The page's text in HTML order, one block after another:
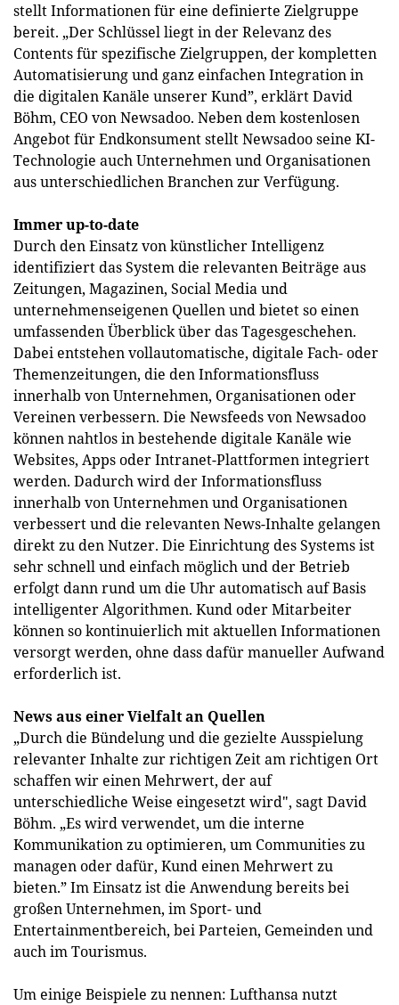
stellt Informationen für eine definierte Zielgruppe
bereit. „Der Schlüssel liegt in der Relevanz des
Contents für spezifische Zielgruppen, der kompletten
Automatisierung und ganz einfachen Integration in
die digitalen Kanäle unserer Kund”, erklärt David
Böhm, CEO von Newsadoo. Neben dem kostenlosen
Angebot für Endkonsument stellt Newsadoo seine KI-
Technologie auch Unternehmen und Organisationen
aus unterschiedlichen Branchen zur Verfügung.
Immer up-to-date
Durch den Einsatz von künstlicher Intelligenz
identifiziert das System die relevanten Beiträge aus
Zeitungen, Magazinen, Social Media und
unternehmenseigenen Quellen und bietet so einen
umfassenden Überblick über das Tagesgeschehen.
Dabei entstehen vollautomatische, digitale Fach- oder
Themenzeitungen, die den Informationsfluss
innerhalb von Unternehmen, Organisationen oder
Vereinen verbessern. Die Newsfeeds von Newsadoo
können nahtlos in bestehende digitale Kanäle wie
Websites, Apps oder Intranet-Plattformen integriert
werden. Dadurch wird der Informationsfluss
innerhalb von Unternehmen und Organisationen
verbessert und die relevanten News-Inhalte gelangen
direkt zu den Nutzer. Die Einrichtung des Systems ist
sehr schnell und einfach möglich und der Betrieb
erfolgt dann rund um die Uhr automatisch auf Basis
intelligenter Algorithmen. Kund oder Mitarbeiter
können so kontinuierlich mit aktuellen Informationen
versorgt werden, ohne dass dafür manueller Aufwand
erforderlich ist.
News aus einer Vielfalt an Quellen
„Durch die Bündelung und die gezielte Ausspielung
relevanter Inhalte zur richtigen Zeit am richtigen Ort
schaffen wir einen Mehrwert, der auf
unterschiedliche Weise eingesetzt wird", sagt David
Böhm. „Es wird verwendet, um die interne
Kommunikation zu optimieren, um Communities zu
managen oder dafür, Kund einen Mehrwert zu
bieten.” Im Einsatz ist die Anwendung bereits bei
großen Unternehmen, im Sport- und
Entertainmentbereich, bei Parteien, Gemeinden und
auch im Tourismus.
Um einige Beispiele zu nennen: Lufthansa nutzt